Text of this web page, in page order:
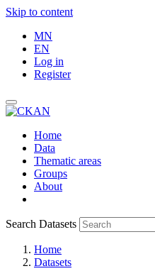
Skip to content
MN
EN
Log in
Register
Home
Data
Thematic areas
Groups
About
Search Datasets
Home
Datasets